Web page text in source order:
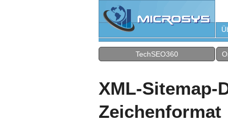
TechSEO360
XML-Sitemap-
Zeichenformat